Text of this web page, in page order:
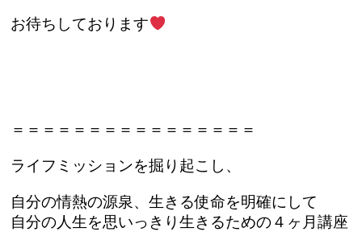
お待ちしております
＝＝＝＝＝＝＝＝＝＝＝＝＝＝＝＝
ライフミッションを掘り起こし、
自分の情熱の源泉、生きる使命を明確にして
自分の人生を思いっきり生きるための４ヶ月講座